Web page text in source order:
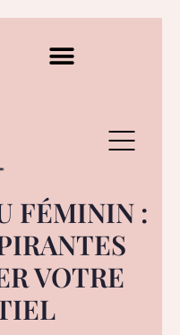
FÉMININ :
VOTRE